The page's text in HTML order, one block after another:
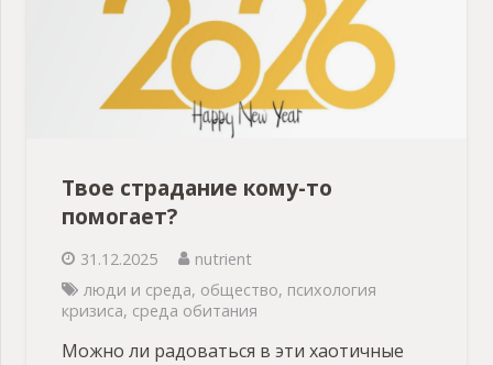
Твое страдание кому-то
помогает?
31.12.2025
nutrient
люди и среда, общество, психология
кризиса, среда обитания
Можно ли радоваться в эти хаотичные